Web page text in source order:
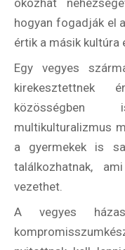
most ingyen megkapsz
hogyan fogadják el
értik a másik kultúra
Egy vegyes
multikulturalizmus
a gyermekek is
találkozhatnak,
vezethet.
A vegyes